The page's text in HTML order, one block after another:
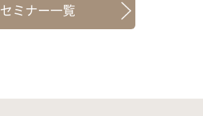
セミナー一覧